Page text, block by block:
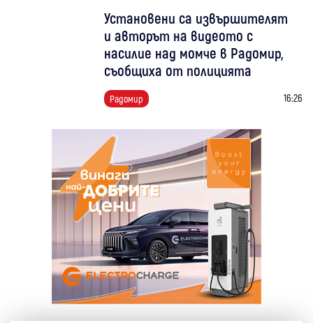
Установени са извършителят
и авторът на видеото с
насилие над момче в Радомир,
съобщиха от полицията
Радомир 16:26